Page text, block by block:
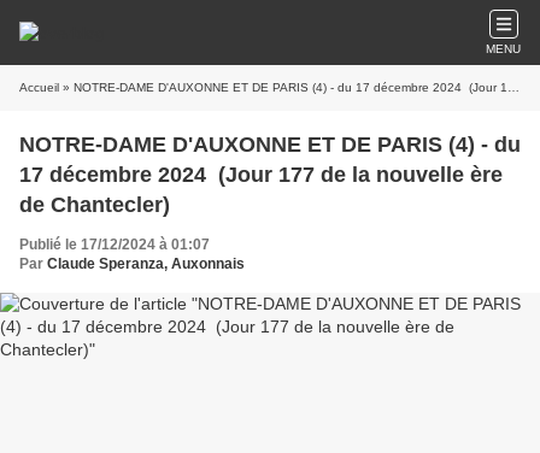
MENU
Accueil » NOTRE-DAME D'AUXONNE ET DE PARIS (4) - du 17 décembre 2024 (Jour 177 de la nouvelle ère de Chantecler)
NOTRE-DAME D'AUXONNE ET DE PARIS (4) - du
17 décembre 2024 (Jour 177 de la nouvelle ère
de Chantecler)
Publié le 17/12/2024 à 01:07
Par Claude Speranza, Auxonnais